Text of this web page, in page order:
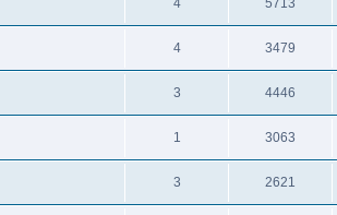
4 3479
3 4446
1 3063
3 2621